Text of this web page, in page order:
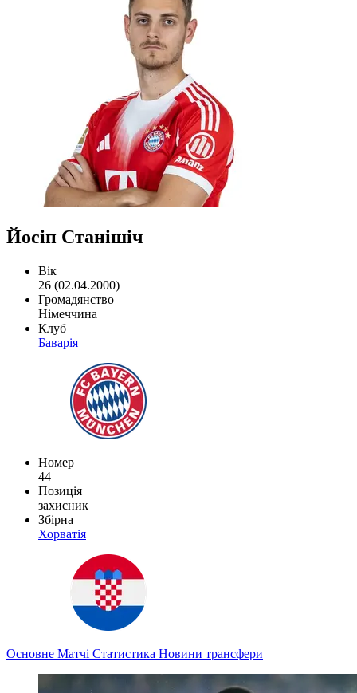
Йосіп Станішіч
Вік
26 (02.04.2000)
Громадянство
Німеччина
Клуб
Баварія
Номер
44
Позиція
захисник
Збірна
Хорватія
Основне Матчі Статистика Новини трансфери